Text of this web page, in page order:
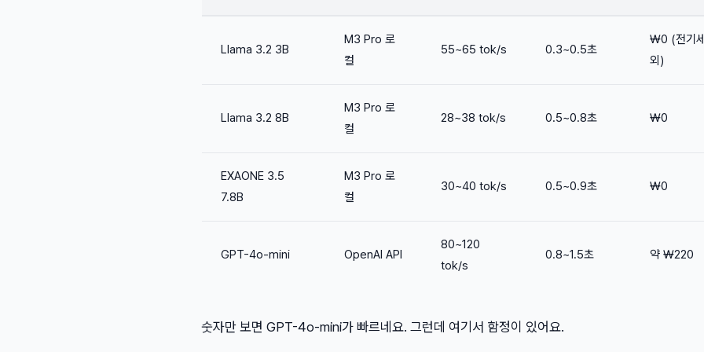
Llama 3.2 3B
M3 Pro 로
컬
55~65 tok/s 0.3~0.5초
₩0 (전기
외)
Llama 3.2 8B
M3 Pro 로
컬
28~38 tok/s 0.5~0.8초 ₩0
EXAONE 3.5
7.8B
M3 Pro 로
컬
30~40 tok/s 0.5~0.9초 ₩0
GPT-4o-mini OpenAI API
80~120
tok/s
0.8~1.5초 약 ₩220
숫자만 보면 GPT-4o-mini가 빠르네요. 그런데 여기서 함정이 있어요.